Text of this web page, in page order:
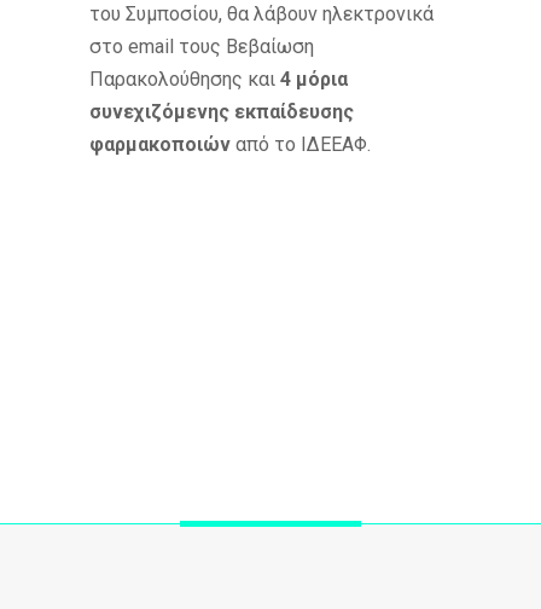
του Συμποσίου, θα λάβουν ηλεκτρονικά
στο email τους Βεβαίωση
Παρακολούθησης και 4 μόρια
συνεχιζόμενης εκπαίδευσης
φαρμακοποιών από το ΙΔΕΕΑΦ.